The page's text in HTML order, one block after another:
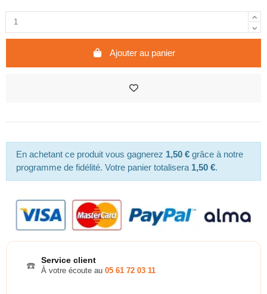
Ajouter au panier
En achetant ce produit vous gagnerez 1,50 € grâce à notre
programme de fidélité. Votre panier totalisera 1,50 €.
☎️ Service client
À votre écoute au 05 61 72 03 11